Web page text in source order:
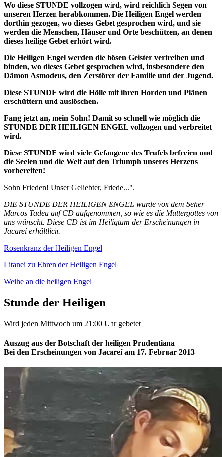
Wo diese STUNDE vollzogen wird, wird reichlich Segen von
unseren Herzen herabkommen. Die Heiligen Engel werden
dorthin gezogen, wo dieses Gebet gesprochen wird, und sie
werden die Menschen, Häuser und Orte beschützen, an denen
dieses heilige Gebet erhört wird.
Die Heiligen Engel werden die bösen Geister vertreiben und
binden, wo dieses Gebet gesprochen wird, insbesondere den
Dämon Asmodeus, den Zerstörer der Familie und der Jugend.
Diese STUNDE wird die Hölle mit ihren Horden und Plänen
erschüttern und auslöschen.
Fang jetzt an, mein Sohn! Damit so schnell wie möglich die
STUNDE DER HEILIGEN ENGEL vollzogen und verbreitet
wird.
Diese STUNDE wird viele Gefangene des Teufels befreien und
die Seelen und die Welt auf den Triumph unseres Herzens
vorbereiten!
Sohn Frieden! Unser Geliebter, Friede...".
DIE STUNDE DER HEILIGEN ENGEL wurde von dem Seher
Marcos Tadeu auf CD aufgenommen, so wie es die Muttergottes von
uns wünscht. Diese CD ist im Heiligtum der Erscheinungen in
Jacareí erhältlich.
Rosenkranz der Heiligen Engel
Litanei zu Ehren der Heiligen Engel
Weihe an die heiligen Engel
Stunde der Heiligen
Wird jeden Mittwoch um 21:00 Uhr gebetet
Auszug aus der Botschaft der heiligen Prudentiana
Bei den Erscheinungen von Jacareí am 17. Februar 2013